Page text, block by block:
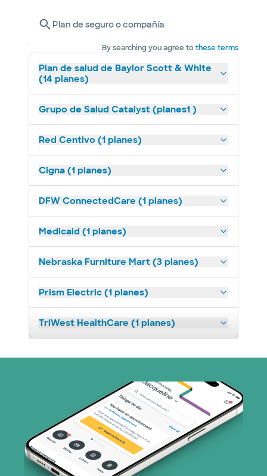
Plan de seguro o compañía
By searching you agree tothese terms
Plan de salud de Baylor Scott & White
(14 planes)
Grupo de Salud Catalyst (planes1 )
Red Centivo (1 planes)
Cigna (1 planes)
DFW ConnectedCare (1 planes)
Medicaid (1 planes)
Nebraska Furniture Mart (3 planes)
Prism Electric (1 planes)
TriWest HealthCare (1 planes)